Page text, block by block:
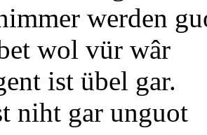
werden
wol vür wâr
ist übel gar.
niht gar unguot